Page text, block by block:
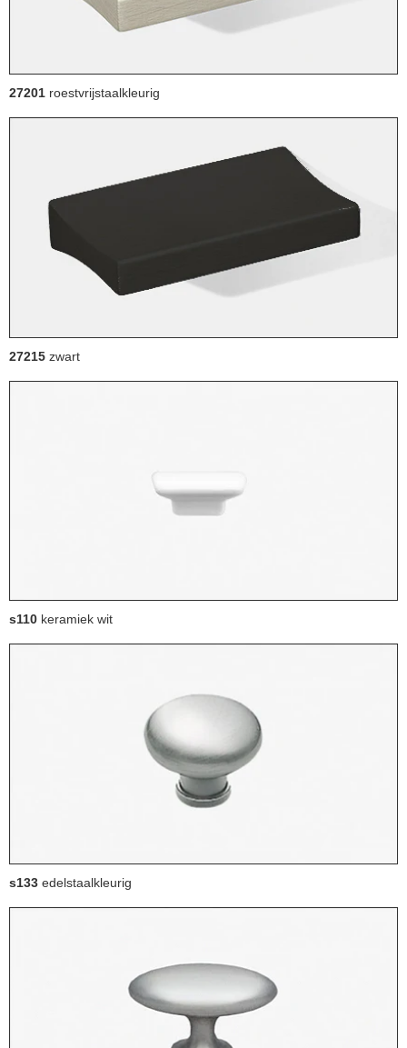
27201 roestvrijstaalkleurig
27215 zwart
s110 keramiek wit
s133 edelstaalkleurig